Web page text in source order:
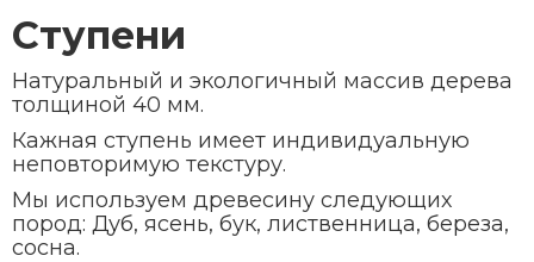
Ступени
Натуральный и экологичный массив дерева
толщиной 40 мм.
Кажная ступень имеет индивидуальную
неповторимую текстуру.
Мы используем древесину следующих
пород: Дуб, ясень, бук, лиственница, береза,
сосна.